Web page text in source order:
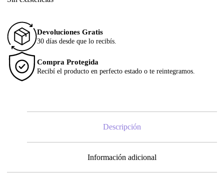
Devoluciones Gratis
30 días desde que lo recibís.
Compra Protegida
Recibí el producto en perfecto estado o te reintegramos.
Descripción
Información adicional